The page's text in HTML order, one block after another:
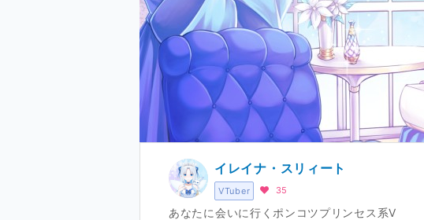
VTuber
イレイナ・スリィート
35
あなたに会いに行くポンコツプリンセス系V